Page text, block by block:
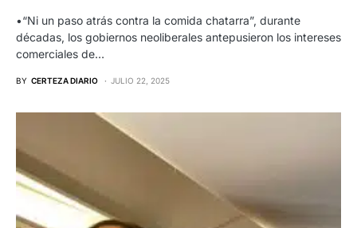
•“Ni un paso atrás contra la comida chatarra”, durante
décadas, los gobiernos neoliberales antepusieron los intereses
comerciales de…
BY CERTEZA DIARIO JULIO 22, 2025